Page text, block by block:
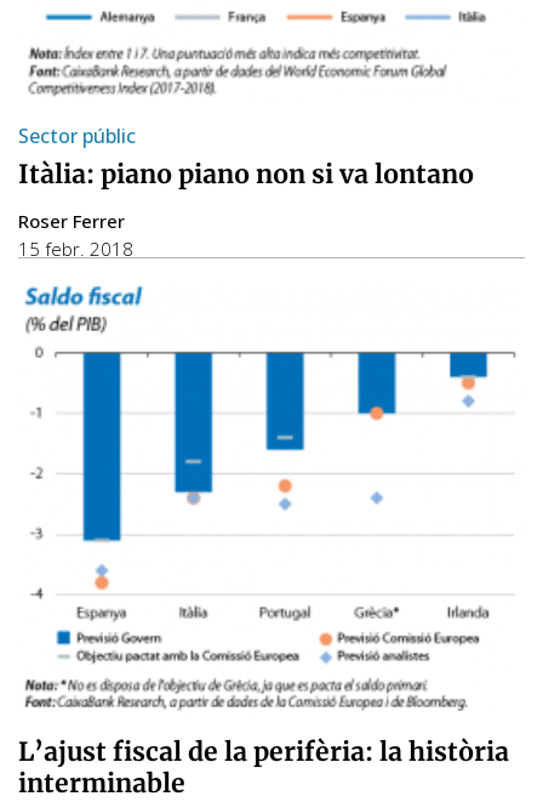
Sector públic
Itàlia: piano piano non si va lontano
Roser Ferrer
15 febr. 2018
L’ajust fiscal de la perifèria: la història
interminable